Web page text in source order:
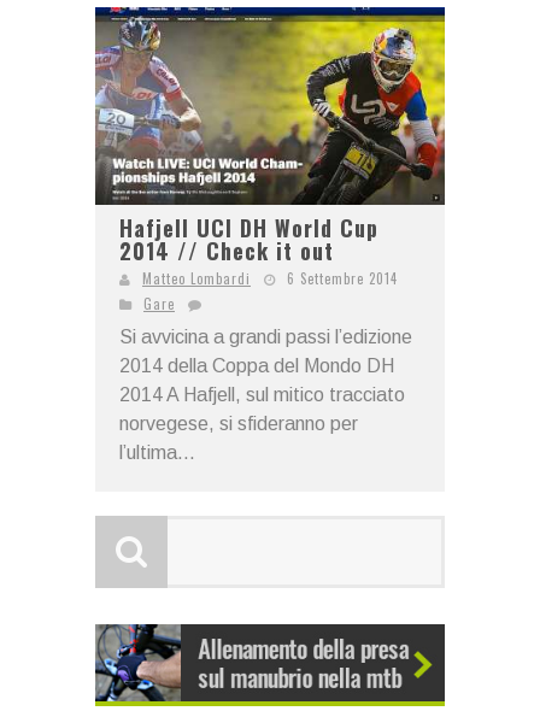
Hafjell UCI DH World Cup
2014 // Check it out
Matteo Lombardi
6 Settembre 2014
Gare
Si avvicina a grandi passi l’edizione
2014 della Coppa del Mondo DH
2014 A Hafjell, sul mitico tracciato
norvegese, si sfideranno per
l’ultima...